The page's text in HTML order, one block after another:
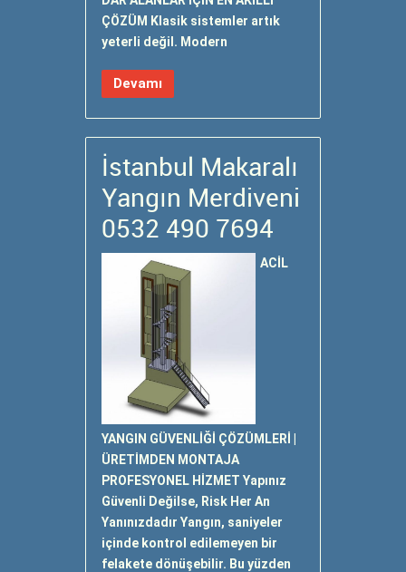
ÇÖZÜM Klasik sistemler artık
yeterli değil. Modern
Devamı
İstanbul Makaralı
Yangın Merdiveni
0532 490 7694
ACİL
YANGIN GÜVENLİĞİ ÇÖZÜMLERİ |
ÜRETİMDEN MONTAJA
PROFESYONEL HİZMET Yapınız
Güvenli Değilse, Risk Her An
Yanınızdadır Yangın, saniyeler
içinde kontrol edilemeyen bir
felakete dönüşebilir. Bu yüzden